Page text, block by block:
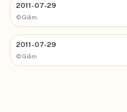
2011-07-29
©Giåm
2011-07-29
©Giåm